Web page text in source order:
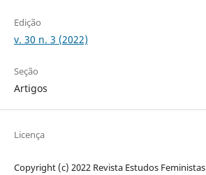
Edição
v. 30 n. 3 (2022)
Seção
Artigos
Licença
Copyright (c) 2022 Revista Estudos Feministas